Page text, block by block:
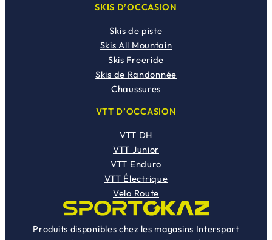
SKIS D’OCCASION
Skis de piste
Skis All Mountain
Skis Freeride
Skis de Randonnée
Chaussures
VTT D’OCCASION
VTT DH
VTT Junior
VTT Enduro
VTT Électrique
Velo Route
Produits disponibles chez les magasins Intersport